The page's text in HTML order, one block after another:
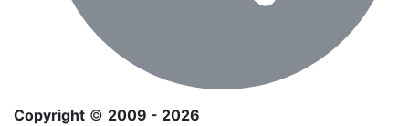
Copyright © 2009 - 2026